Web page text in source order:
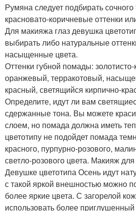
Румяна следует подбирать сочного
красновато-коричневые оттенки
Для макияжа глаз девушка
выбирать либо натуральные
насыщенные цвета.
Оттенки губной помады:
оранжевый, терракотовый,
красный, светящийся кирпично-
Определите, идут ли вам
сдержанные тона. Вы можете
слоем, но помада должна иметь
цветотипу не подойдет помада
красного, пурпурно-розового,
светло-розового цвета. Макияж
Девушке цветотипа Осень идут
с такой яркой внешностью можно
более яркие цвета. С загорелой
использовать более